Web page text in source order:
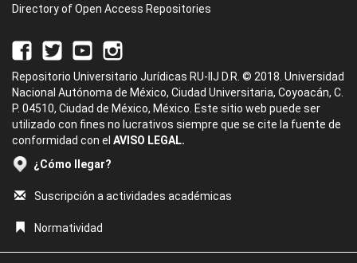
Directory of Open Access Repositories
Repositorio Universitario Jurídicas RU-IIJ D.R. © 2018. Universidad
Nacional Autónoma de México, Ciudad Universitaria, Coyoacán, C.
P. 04510, Ciudad de México, México. Este sitio web puede ser
utilizado con fines no lucrativos siempre que se cite la fuente de
conformidad con el AVISO LEGAL.
¿Cómo llegar?
Suscripción a actividades académicas
Normatividad